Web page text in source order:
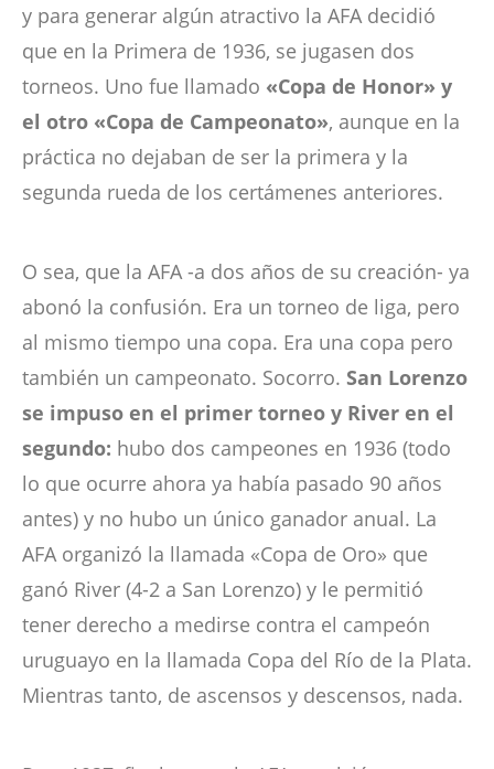
y para generar algún atractivo la AFA decidió
que en la Primera de 1936, se jugasen dos
torneos. Uno fue llamado «Copa de Honor» y
el otro «Copa de Campeonato», aunque en la
práctica no dejaban de ser la primera y la
segunda rueda de los certámenes anteriores.
O sea, que la AFA -a dos años de su creación- ya
abonó la confusión. Era un torneo de liga, pero
al mismo tiempo una copa. Era una copa pero
también un campeonato. Socorro. San Lorenzo
se impuso en el primer torneo y River en el
segundo: hubo dos campeones en 1936 (todo
lo que ocurre ahora ya había pasado 90 años
antes) y no hubo un único ganador anual. La
AFA organizó la llamada «Copa de Oro» que
ganó River (4-2 a San Lorenzo) y le permitió
tener derecho a medirse contra el campeón
uruguayo en la llamada Copa del Río de la Plata.
Mientras tanto, de ascensos y descensos, nada.